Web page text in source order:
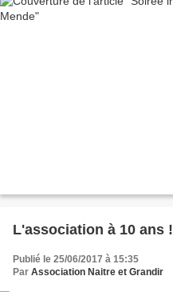
L'association à 10 ans !
Publié le 25/06/2017 à 15:35
Par Association Naitre et Grandir